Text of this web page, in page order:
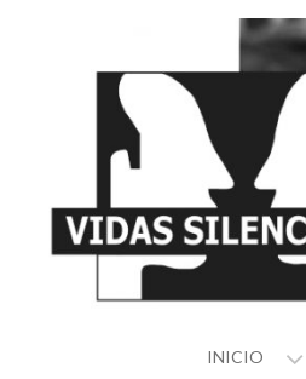
INICIO